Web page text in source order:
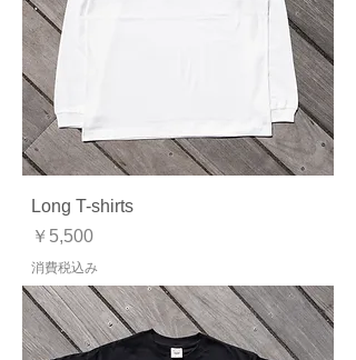
Long T-shirts
価格
￥5,500
消費税込み